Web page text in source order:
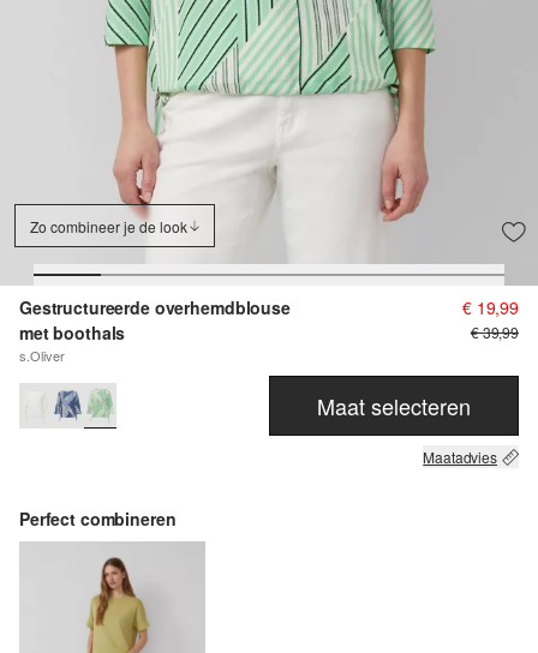
Zo combineer je de look
Gestructureerde overhemdblouse
met boothals
s.Oliver
€ 19,99
€ 39,99
Maat selecteren
Maatadvies
Perfect combineren